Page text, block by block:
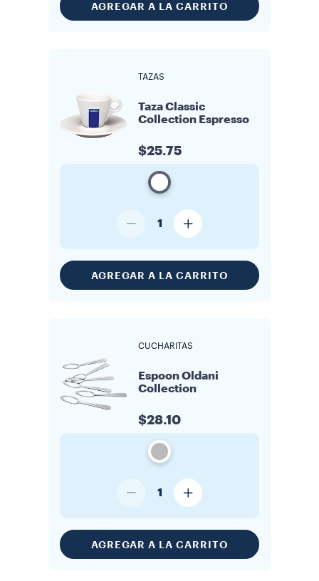
AGREGAR A LA CARRITO
TAZAS
Taza Classic
Collection Espresso
$25.75
1
AGREGAR A LA CARRITO
CUCHARITAS
Espoon Oldani
Collection
$28.10
1
AGREGAR A LA CARRITO